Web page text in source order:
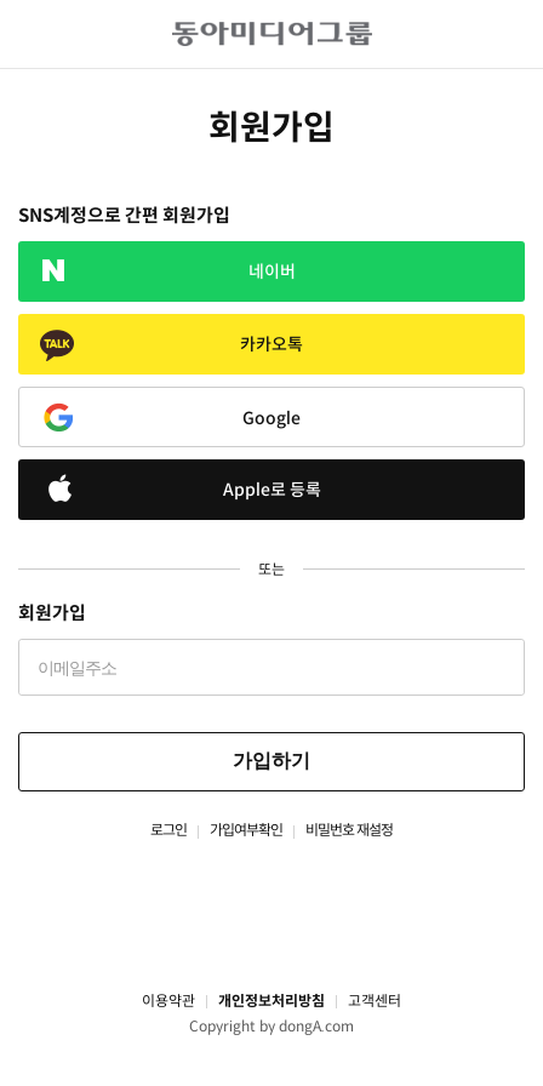
회원가입
SNS계정으로 간편 회원가입
네이버
카카오톡
Google
Apple로 등록
또는
회원가입
가입하기
로그인 가입여부확인 비밀번호 재설정
이용약관 개인정보처리방침
고객센터
Copyright by dongA.com